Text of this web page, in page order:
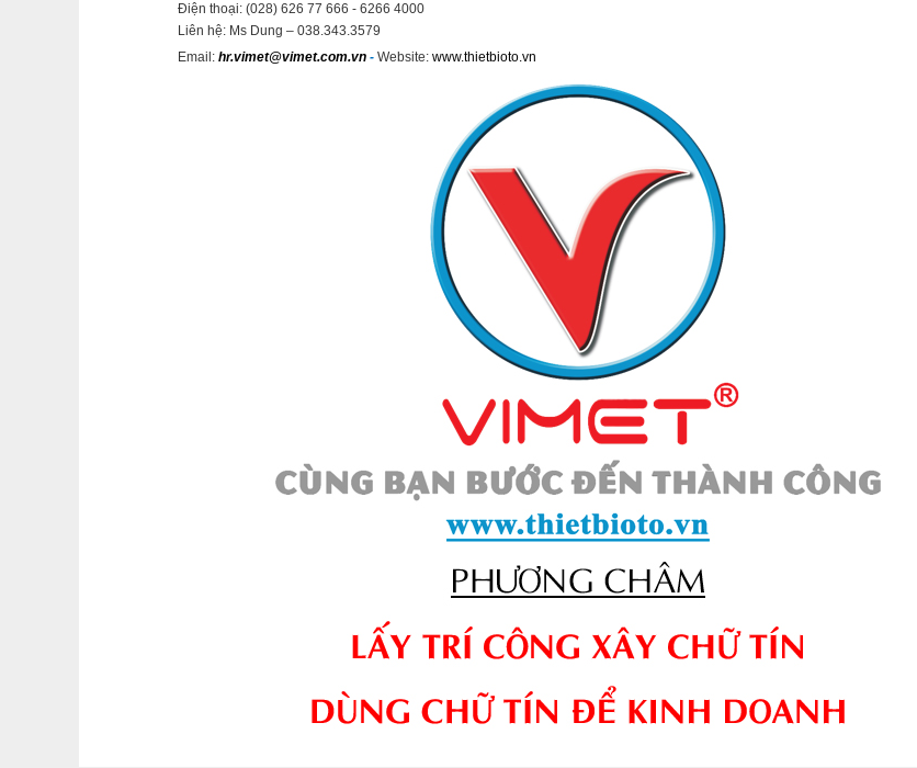
Điện thoại: (028) 626 77 666 - 6266 4000
Liên hệ: Ms Dung – 038.343.3579
Email: hr.vimet@vimet.com.vn - Website: www.thietbioto.vn